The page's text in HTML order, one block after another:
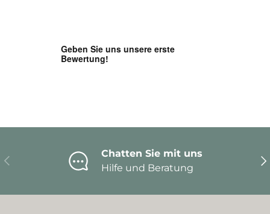
Vorherige
Chatten Sie mit uns
Hilfe und Beratung